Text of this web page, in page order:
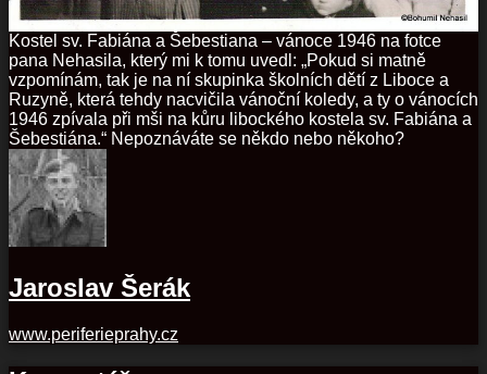
Kostel sv. Fabiána a Šebestiana – vánoce 1946 na fotce
pana Nehasila, který mi k tomu uvedl: „Pokud si matně
vzpomínám, tak je na ní skupinka školních dětí z Liboce a
Ruzyně, která tehdy nacvičila vánoční koledy, a ty o vánocích
1946 zpívala při mši na kůru libockého kostela sv. Fabiána a
Šebestiána.“ Nepoznáváte se někdo nebo někoho?
Jaroslav Šerák
www.periferieprahy.cz